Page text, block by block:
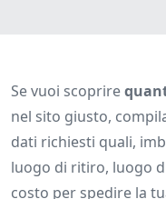
Se vuoi scoprire
nel sito giusto,
dati richiesti quali,
luogo di ritiro, luogo
costo per spedire la